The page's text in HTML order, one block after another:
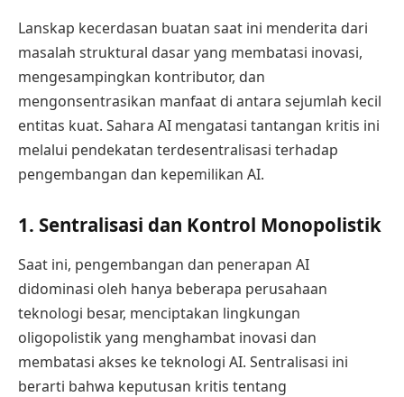
Lanskap kecerdasan buatan saat ini menderita dari
masalah struktural dasar yang membatasi inovasi,
mengesampingkan kontributor, dan
mengonsentrasikan manfaat di antara sejumlah kecil
entitas kuat. Sahara AI mengatasi tantangan kritis ini
melalui pendekatan terdesentralisasi terhadap
pengembangan dan kepemilikan AI.
1. Sentralisasi dan Kontrol Monopolistik
Saat ini, pengembangan dan penerapan AI
didominasi oleh hanya beberapa perusahaan
teknologi besar, menciptakan lingkungan
oligopolistik yang menghambat inovasi dan
membatasi akses ke teknologi AI. Sentralisasi ini
berarti bahwa keputusan kritis tentang